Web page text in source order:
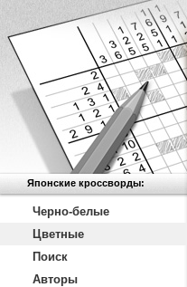
Японские кроссворды:
Черно-белые
Цветные
Поиск
Авторы